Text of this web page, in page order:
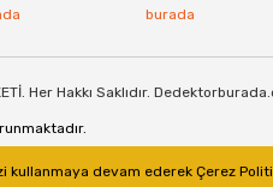
devam ederek Çerez
Her Hakkı Saklıdır.